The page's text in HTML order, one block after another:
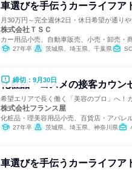
車選びを手伝うカーライフア
月30万円～完全週休2日・休日希望が通り
株式会社ＴＳＣ
カー用品小売、自動車販売、小売・卸売・
27年卒 茨城県、埼玉県、千葉県
締切：9月30日
化粧品・コスメの接客カウン
希望エリアで長く働く「美容のプロ」へ！
株式会社フランス屋
化粧品・理美容用品小売、百貨店・アパレ
27年卒 茨城県、埼玉県、神奈川県
車選びを手伝うカーライフア